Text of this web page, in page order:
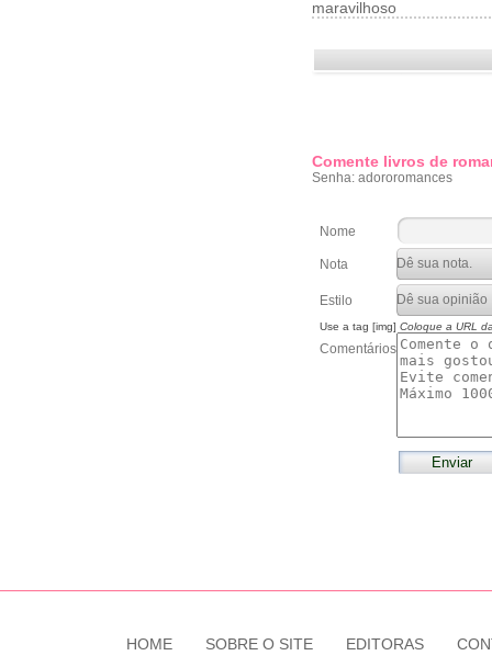
maravilhoso
Comente livros de
Senha: adororomances
Nome
Nota
Estilo
Use a tag [img] Coloque a URL
Comentários
HOME SOBRE O SITE EDITORAS